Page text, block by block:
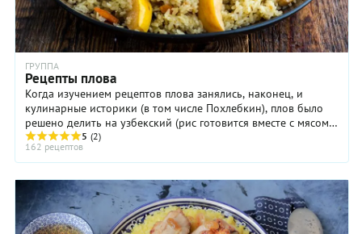
ГРУППА
Рецепты плова
Когда изучением рецептов плова занялись, наконец, и
кулинарные историки (в том числе Похлебкин), плов было
решено делить на узбекский (рис готовится вместе с мясом)
и азербайджанский (по отдельности). ...
5 (2)
162 рецептов